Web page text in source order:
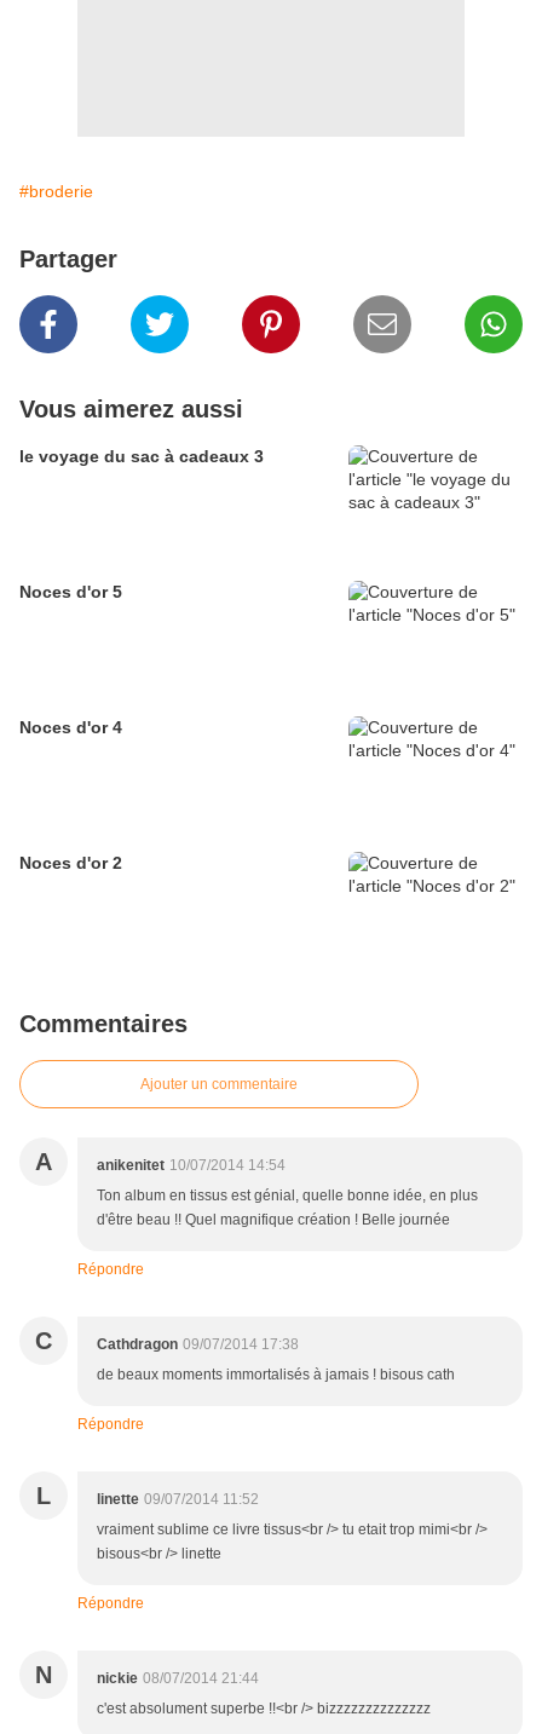
#broderie
Partager
Vous aimerez aussi
le voyage du sac à cadeaux 3
Noces d'or 5
Noces d'or 4
Noces d'or 2
Commentaires
Ajouter un commentaire
A anikenitet 10/07/2014 14:54
Ton album en tissus est génial, quelle bonne idée, en plus
d'être beau !! Quel magnifique création ! Belle journée
Répondre
C Cathdragon 09/07/2014 17:38
de beaux moments immortalisés à jamais ! bisous cath
Répondre
L linette 09/07/2014 11:52
vraiment sublime ce livre tissus<br /> tu etait trop mimi<br />
bisous<br /> linette
Répondre
N nickie 08/07/2014 21:44
c'est absolument superbe !!<br /> bizzzzzzzzzzzzzz